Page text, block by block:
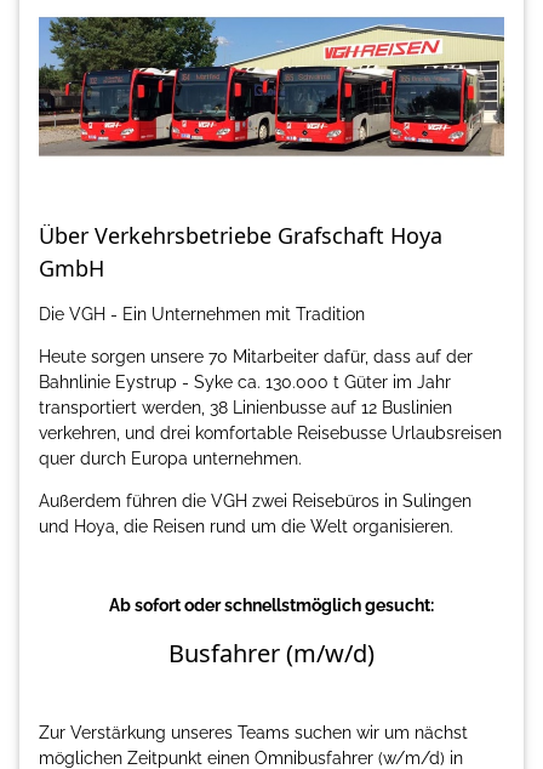
Über Verkehrsbetriebe Grafschaft Hoya
GmbH
Die VGH - Ein Unternehmen mit Tradition
Heute sorgen unsere 70 Mitarbeiter dafür, dass auf der
Bahnlinie Eystrup - Syke ca. 130.000 t Güter im Jahr
transportiert werden, 38 Linienbusse auf 12 Buslinien
verkehren, und drei komfortable Reisebusse Urlaubsreisen
quer durch Europa unternehmen.
Außerdem führen die VGH zwei Reisebüros in Sulingen
und Hoya, die Reisen rund um die Welt organisieren.
Ab sofort oder schnellstmöglich gesucht:
Busfahrer (m/w/d)
Zur Verstärkung unseres Teams suchen wir um nächst
möglichen Zeitpunkt einen Omnibusfahrer (w/m/d) in